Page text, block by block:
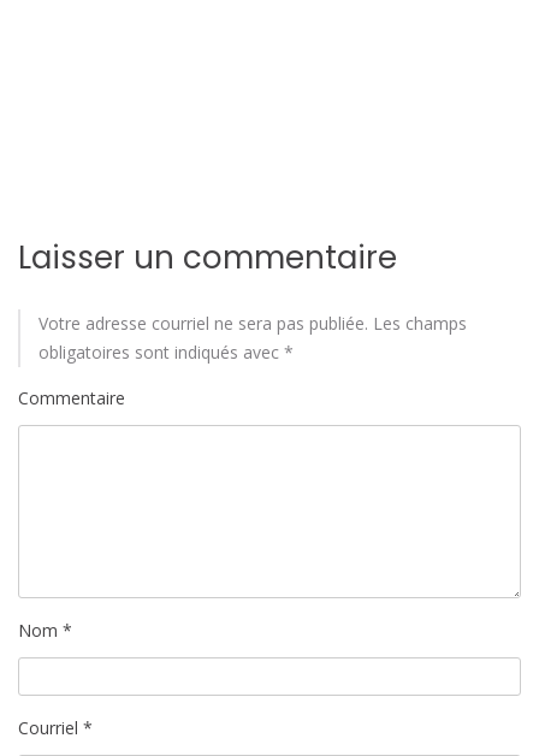
a
r
i
c
Laisser un commentaire
Votre adresse courriel ne sera pas publiée. Les champs
obligatoires sont indiqués avec *
Commentaire
Nom *
Courriel *